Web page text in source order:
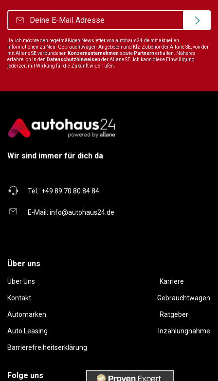
Ja, ich möchte den regelmäßigen Newsletter von autohaus24.de mit aktuellen
Informationen zu Neu- Gebrauchtwagen-Angeboten und Kfz-Zubehör der Allane SE, von den
mit Allane SE verbundenen Konzernunternehmen sowie Partnernerhalten. Näheres
erfahre ich in den Datenschutzhinweisender Allane SE. Ich kann diese Einwilligung
jederzeit mit Wirkung für die Zukunft widerrufen.
Wir sind immer für dich da
Tel.: +49 89 70 80 84 84
E-Mail: info@autohaus24.de
Über uns
Über Uns Karriere
Kontakt Gebrauchtwagen
Automarken Ratgeber
Auto Leasing Inzahlungnahme
Barrierefreiheitserklärung
Folge uns